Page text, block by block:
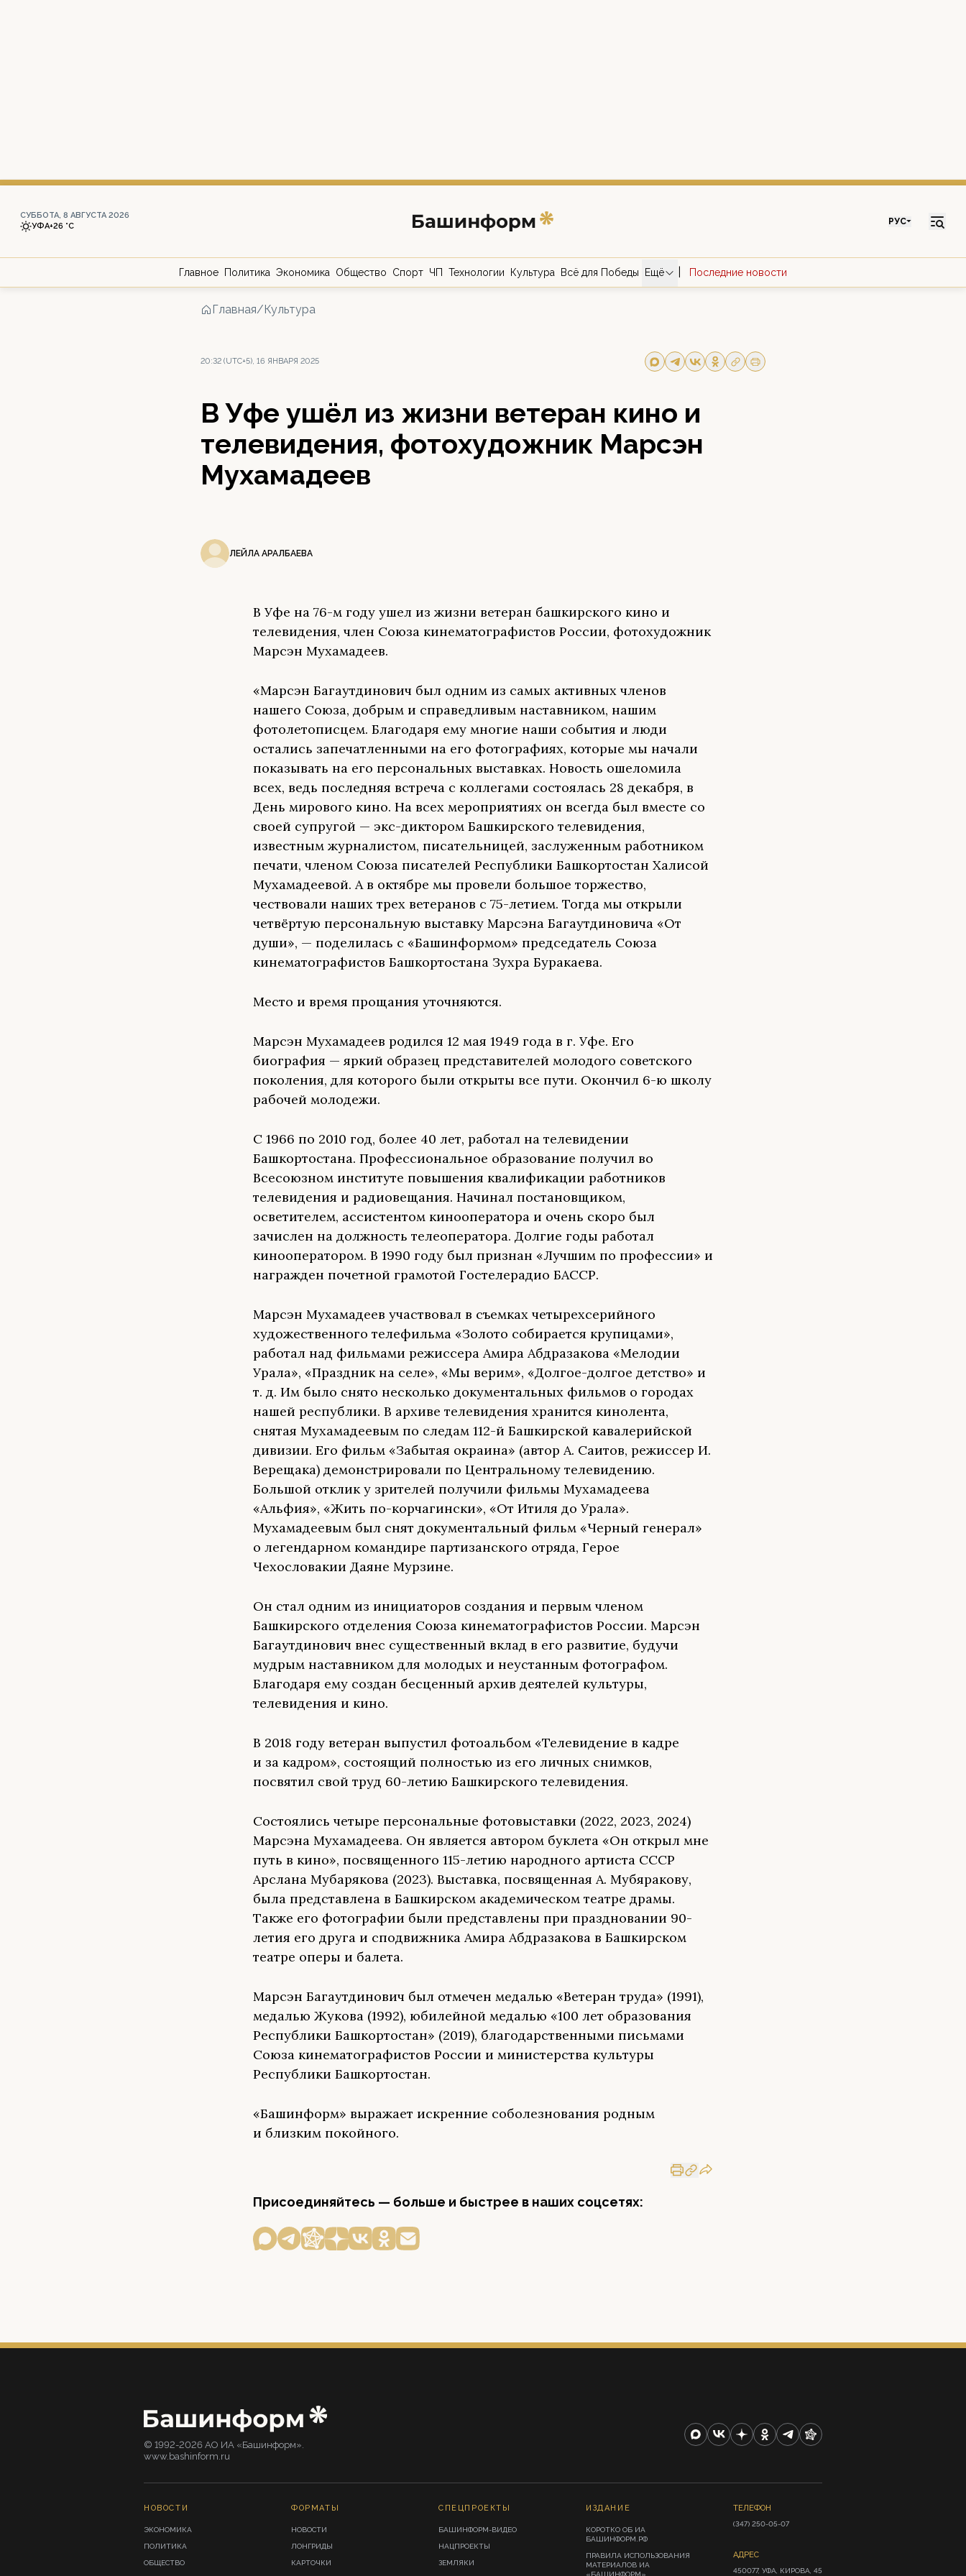
СУББОТА, 8 АВГУСТА 2026
УФА+26 °С РУС
Главное Политика Экономика Общество Спорт ЧП Технологии Культура Всё для Победы Ещё Последние новости
Главная/Культура
20:32 (UTC+5), 16 ЯНВАРЯ 2025
В Уфе ушёл из жизни ветеран кино и
телевидения, фотохудожник Марсэн
Мухамадеев
ЛЕЙЛА АРАЛБАЕВА
В Уфе на 76-м году ушел из жизни ветеран башкирского кино и
телевидения, член Союза кинематографистов России, фотохудожник
Марсэн Мухамадеев.
«Марсэн Багаутдинович был одним из самых активных членов
нашего Союза, добрым и справедливым наставником, нашим
фотолетописцем. Благодаря ему многие наши события и люди
остались запечатленными на его фотографиях, которые мы начали
показывать на его персональных выставках. Новость ошеломила
всех, ведь последняя встреча с коллегами состоялась 28 декабря, в
День мирового кино. На всех мероприятиях он всегда был вместе со
своей супругой — экс-диктором Башкирского телевидения,
известным журналистом, писательницей, заслуженным работником
печати, членом Союза писателей Республики Башкортостан Халисой
Мухамадеевой. А в октябре мы провели большое торжество,
чествовали наших трех ветеранов с 75-летием. Тогда мы открыли
четвёртую персональную выставку Марсэна Багаутдиновича «От
души», — поделилась с «Башинформом» председатель Союза
кинематографистов Башкортостана Зухра Буракаева.
Место и время прощания уточняются.
Марсэн Мухамадеев родился 12 мая 1949 года в г. Уфе. Его
биография — яркий образец представителей молодого советского
поколения, для которого были открыты все пути. Окончил 6-ю школу
рабочей молодежи.
С 1966 по 2010 год, более 40 лет, работал на телевидении
Башкортостана. Профессиональное образование получил во
Всесоюзном институте повышения квалификации работников
телевидения и радиовещания. Начинал постановщиком,
осветителем, ассистентом кинооператора и очень скоро был
зачислен на должность телеоператора. Долгие годы работал
кинооператором. В 1990 году был признан «Лучшим по профессии» и
награжден почетной грамотой Гостелерадио БАССР.
Марсэн Мухамадеев участвовал в съемках четырехсерийного
художественного телефильма «Золото собирается крупицами»,
работал над фильмами режиссера Амира Абдразакова «Мелодии
Урала», «Праздник на селе», «Мы верим», «Долгое-долгое детство» и
т. д. Им было снято несколько документальных фильмов о городах
нашей республики. В архиве телевидения хранится кинолента,
снятая Мухамадеевым по следам 112-й Башкирской кавалерийской
дивизии. Его фильм «Забытая окраина» (автор А. Саитов, режиссер И.
Верещака) демонстрировали по Центральному телевидению.
Большой отклик у зрителей получили фильмы Мухамадеева
«Альфия», «Жить по-корчагински», «От Итиля до Урала».
Мухамадеевым был снят документальный фильм «Черный генерал»
о легендарном командире партизанского отряда, Герое
Чехословакии Даяне Мурзине.
Он стал одним из инициаторов создания и первым членом
Башкирского отделения Союза кинематографистов России. Марсэн
Багаутдинович внес существенный вклад в его развитие, будучи
мудрым наставником для молодых и неустанным фотографом.
Благодаря ему создан бесценный архив деятелей культуры,
телевидения и кино.
В 2018 году ветеран выпустил фотоальбом «Телевидение в кадре
и за кадром», состоящий полностью из его личных снимков,
посвятил свой труд 60-летию Башкирского телевидения.
Состоялись четыре персональные фотовыставки (2022, 2023, 2024)
Марсэна Мухамадеева. Он является автором буклета «Он открыл мне
путь в кино», посвященного 115-летию народного артиста СССР
Арслана Мубарякова (2023). Выставка, посвященная А. Мубяракову,
была представлена в Башкирском академическом театре драмы.
Также его фотографии были представлены при праздновании 90-
летия его друга и сподвижника Амира Абдразакова в Башкирском
театре оперы и балета.
Марсэн Багаутдинович был отмечен медалью «Ветеран труда» (1991),
медалью Жукова (1992), юбилейной медалью «100 лет образования
Республики Башкортостан» (2019), благодарственными письмами
Союза кинематографистов России и министерства культуры
Республики Башкортостан.
«Башинформ» выражает искренние соболезнования родным
и близким покойного.
Присоединяйтесь — больше и быстрее в наших соцсетях:
© 1992-2026 АО ИА «Башинформ».
www.bashinform.ru
НОВОСТИ
ЭКОНОМИКА
ПОЛИТИКА
ОБЩЕСТВО
ФОРМАТЫ
НОВОСТИ
ЛОНГРИДЫ
КАРТОЧКИ
СПЕЦПРОЕКТЫ
БАШИНФОРМ-ВИДЕО
НАЦПРОЕКТЫ
ЗЕМЛЯКИ
ИЗДАНИЕ
КОРОТКО ОБ ИА
БАШИНФОРМ.РФ
ПРАВИЛА ИСПОЛЬЗОВАНИЯ
МАТЕРИАЛОВ ИА
«БАШИНФОРМ»
ТЕЛЕФОН
(347) 250-05-07
АДРЕС
450077, УФА, КИРОВА, 45